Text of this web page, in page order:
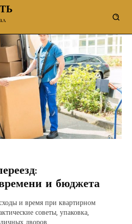
и бюджета
и время при квартирном
советы, упаковка,
дворов.